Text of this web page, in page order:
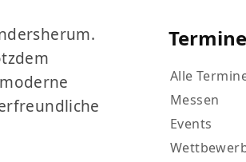
Alle
Messen
Events